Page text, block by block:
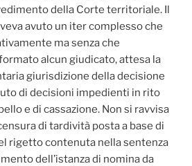
della Corte territoriale. Il
avuto un iter complesso che
ma senza che
alcun giudicato, attesa la
giurisdizione della decisione
di decisioni impedienti in rito
e di cassazione. Non si ravvisa
di tardività posta a base di
rigetto contenuta nella sentenza
dell’istanza di nomina da